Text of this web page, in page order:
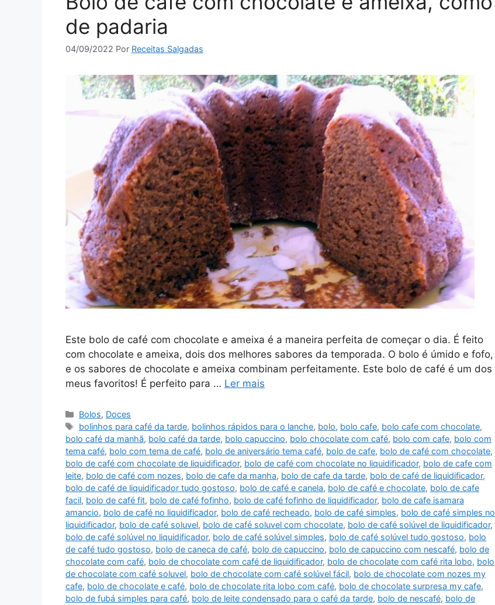
de padaria
04/09/2022 Por Receitas Salgadas
Este bolo de café com chocolate e ameixa é a maneira perfeita de começar o dia. É feito
com chocolate e ameixa, dois dos melhores sabores da temporada. O bolo é úmido e fofo,
e os sabores de chocolate e ameixa combinam perfeitamente. Este bolo de café é um dos
meus favoritos! É perfeito para … Ler mais
Categorias
Bolos, Doces
Tags
bolinhos para café da tarde, bolinhos rápidos para o lanche, bolo, bolo cafe, bolo cafe com chocolate,
bolo café da manhã, bolo café da tarde, bolo capuccino, bolo chocolate com café, bolo com cafe, bolo com
tema café, bolo com tema de café, bolo de aniversário tema café, bolo de cafe, bolo de café com chocolate,
bolo de café com chocolate de liquidificador, bolo de café com chocolate no liquidificador, bolo de cafe com
leite, bolo de café com nozes, bolo de cafe da manha, bolo de cafe da tarde, bolo de café de liquidificador,
bolo de café de liquidificador tudo gostoso, bolo de café e canela, bolo de café e chocolate, bolo de cafe
facil, bolo de café fit, bolo de café fofinho, bolo de café fofinho de liquidificador, bolo de cafe isamara
amancio, bolo de café no liquidificador, bolo de café recheado, bolo de café simples, bolo de café simples no
liquidificador, bolo de café soluvel, bolo de café soluvel com chocolate, bolo de café solúvel de liquidificador,
bolo de café solúvel no liquidificador, bolo de café solúvel simples, bolo de café solúvel tudo gostoso, bolo
de café tudo gostoso, bolo de caneca de café, bolo de capuccino, bolo de capuccino com nescafé, bolo de
chocolate com café, bolo de chocolate com café de liquidificador, bolo de chocolate com café rita lobo, bolo
de chocolate com café soluvel, bolo de chocolate com café solúvel fácil, bolo de chocolate com nozes my
cafe, bolo de chocolate e café, bolo de chocolate rita lobo com café, bolo de chocolate surpresa my cafe,
bolo de fubá simples para café, bolo de leite condensado para o café da tarde, bolo de nescafé, bolo de